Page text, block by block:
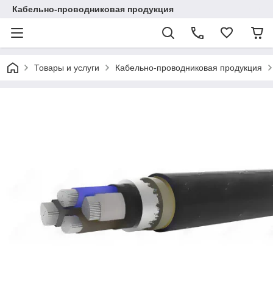
Кабельно-проводниковая продукция
Товары и услуги Кабельно-проводниковая продукция